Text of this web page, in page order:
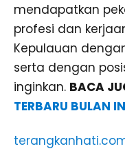
mendapatkan
profesi dan
Kepulauan
serta dengan
inginkan. BACA
TERBARU BULAN